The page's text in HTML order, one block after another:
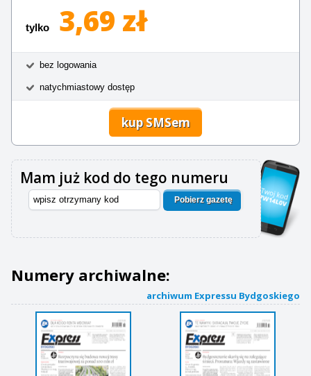
tylko 3,69 zł
bez logowania
natychmiastowy dostęp
kup SMSem
Mam już kod do tego numeru
Pobierz gazetę
Numery archiwalne:
archiwum Expressu Bydgoskiego